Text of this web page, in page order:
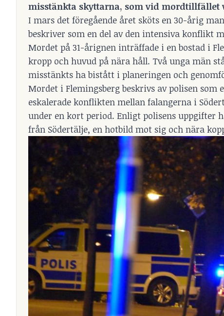
misstänkta skyttarna, som vid mordtillfället
I mars det föregående året sköts en 30-årig
beskriver som en del av den intensiva konflikt
Mordet på 31-årignen inträffade i en bostad i
kropp och huvud på nära håll. Två unga män
misstänkts ha bistått i planeringen och
Mordet i Flemingsberg beskrivs av polisen
eskalerade konflikten mellan falangerna i
under en kort period. Enligt polisens uppgifter
från Södertälje, en hotbild mot sig och nära